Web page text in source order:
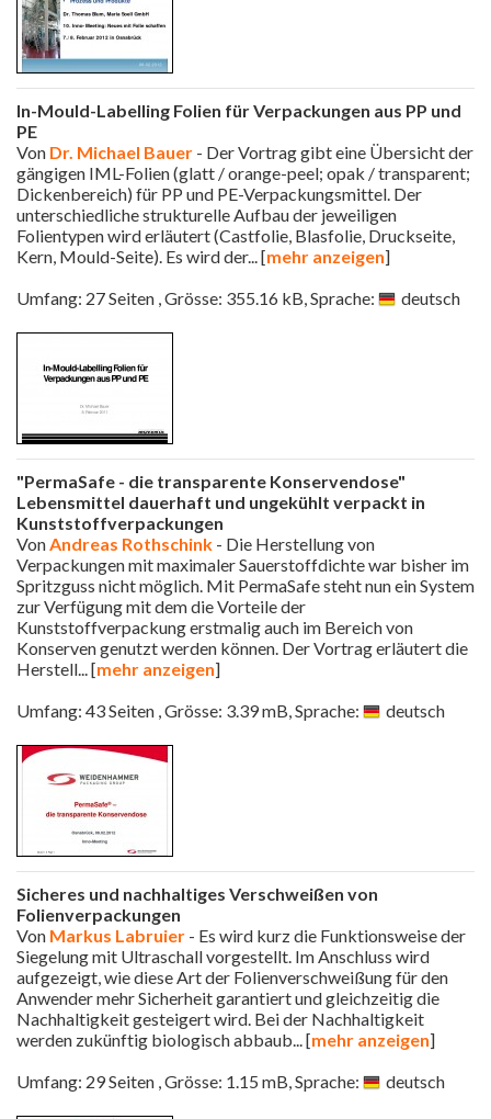
In-Mould-Labelling Folien für Verpackungen aus PP und
PE
Von Dr. Michael Bauer - Der Vortrag gibt eine Übersicht der
gängigen IML-Folien (glatt / orange-peel; opak / transparent;
Dickenbereich) für PP und PE-Verpackungsmittel. Der
unterschiedliche strukturelle Aufbau der jeweiligen
Folientypen wird erläutert (Castfolie, Blasfolie, Druckseite,
Kern, Mould-Seite). Es wird der... [mehr anzeigen]
Umfang: 27 Seiten , Grösse: 355.16 kB, Sprache:
deutsch
"PermaSafe - die transparente Konservendose"
Lebensmittel dauerhaft und ungekühlt verpackt in
Kunststoffverpackungen
VonAndreas Rothschink - Die Herstellung von
Verpackungen mit maximaler Sauerstoffdichte war bisher im
Spritzguss nicht möglich. Mit PermaSafe steht nun ein System
zur Verfügung mit dem die Vorteile der
Kunststoffverpackung erstmalig auch im Bereich von
Konserven genutzt werden können. Der Vortrag erläutert die
Herstell... [mehr anzeigen]
Umfang: 43 Seiten , Grösse: 3.39 mB, Sprache:
deutsch
Sicheres und nachhaltiges Verschweißen von
Folienverpackungen
Von Markus Labruier - Es wird kurz die Funktionsweise der
Siegelung mit Ultraschall vorgestellt. Im Anschluss wird
aufgezeigt, wie diese Art der Folienverschweißung für den
Anwender mehr Sicherheit garantiert und gleichzeitig die
Nachhaltigkeit gesteigert wird. Bei der Nachhaltigkeit
werden zukünftig biologisch abbaub... [mehr anzeigen]
Umfang: 29 Seiten , Grösse: 1.15 mB, Sprache:
deutsch